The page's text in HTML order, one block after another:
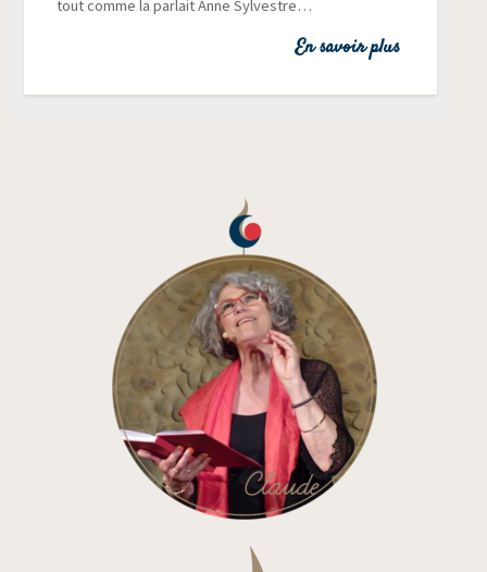
tout comme la par­lait Anne Sylvestre…
En savoir plus